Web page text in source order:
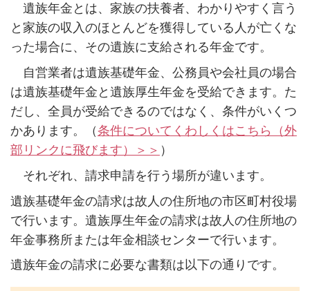
遺族年金とは、家族の扶養者、わかりやすく言う
と家族の収入のほとんどを獲得している人が亡くな
った場合に、その遺族に支給される年金です。
自営業者は遺族基礎年金、公務員や会社員の場合
は遺族基礎年金と遺族厚生年金を受給できます。た
だし、全員が受給できるのではなく、条件がいくつ
かあります。（条件についてくわしくはこちら（外
部リンクに飛びます）＞＞ ）
それぞれ、請求申請を行う場所が違います。
遺族基礎年金の請求は故人の住所地の市区町村役場
で行います。遺族厚生年金の請求は故人の住所地の
年金事務所または年金相談センターで行います。
遺族年金の請求に必要な書類は以下の通りです。